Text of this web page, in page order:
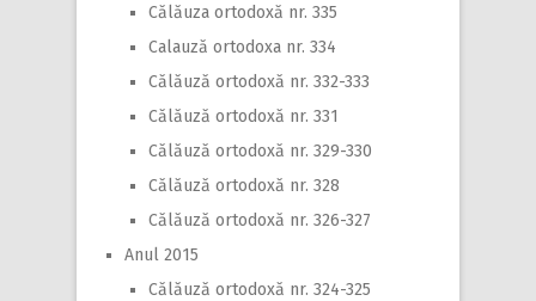
Călăuza ortodoxă nr. 335
Calauză ortodoxa nr. 334
Călăuză ortodoxă nr. 332-333
Călăuză ortodoxă nr. 331
Călăuză ortodoxă nr. 329-330
Călăuză ortodoxă nr. 328
Călăuză ortodoxă nr. 326-327
Anul 2015
Călăuză ortodoxă nr. 324-325